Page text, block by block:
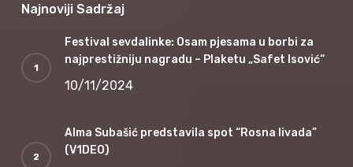
Najnoviji Sadržaj
Festival sevdalinke: Osam pjesama u borbi za
najprestižniju nagradu – Plaketu „Safet Isović“
10/11/2024
Alma Subašić predstavila spot “Rosna livada”
(V1DEO)